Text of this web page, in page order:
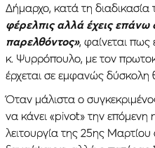
Δήμαρχο, κατά τη διαδικασία
φέρελπις αλλά έχεις επάνω
παρελθόντος», φαίνεται πως
κ. Ψυρρόπουλο, με τον
έρχεται σε εμφανώς δύσκολη
Όταν μάλιστα ο
να κάνει «pivot» την επόμενη
λειτουργία της 25ης